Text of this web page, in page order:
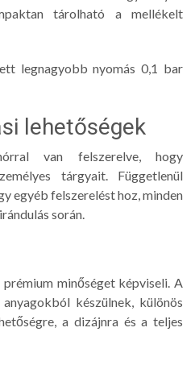
tárolható a mellékelt
legnagyobb nyomás 0,1 bar
lehetőségek
van felszerelve, hogy
tárgyait. Függetlenül
egyéb felszerelést hoz, minden
során.
minőséget képviseli. A
készülnek, különös
a dizájnra és a teljes